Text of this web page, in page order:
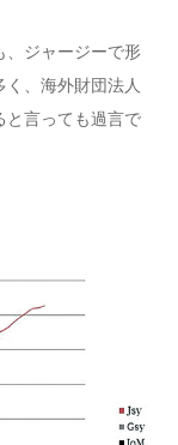
、ジャージーで形
、海外財団法人
と言っても過言で